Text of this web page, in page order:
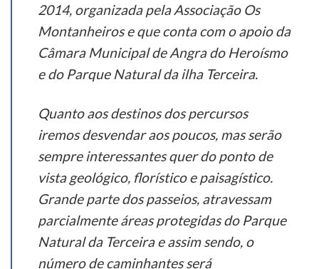
2014, organizada pela Associação Os
Montanheiros e que conta com o apoio da
Câmara Municipal de Angra do Heroísmo
e do Parque Natural da ilha Terceira.
Quanto aos destinos dos percursos
iremos desvendar aos poucos, mas serão
sempre interessantes quer do ponto de
vista geológico, florístico e paisagístico.
Grande parte dos passeios, atravessam
parcialmente áreas protegidas do Parque
Natural da Terceira e assim sendo, o
número de caminhantes será